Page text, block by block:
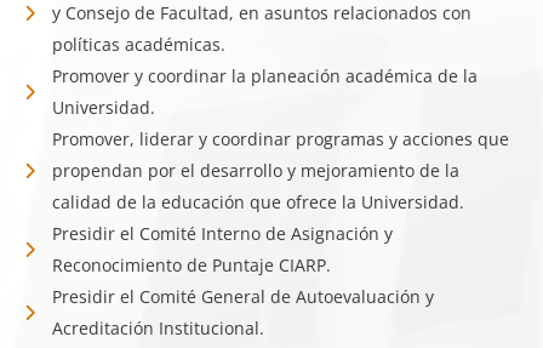
y Consejo de Facultad, en asuntos relacionados con
políticas académicas.
Promover y coordinar la planeación académica de la
Universidad.
Promover, liderar y coordinar programas y acciones que
propendan por el desarrollo y mejoramiento de la
calidad de la educación que ofrece la Universidad.
Presidir el Comité ​Interno de ​Asignación y
Reconocimiento de Puntaje CIARP.
Presidir el Comité General de Autoevaluación y
Acreditación Institucional.